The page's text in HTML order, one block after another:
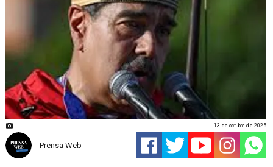
Prensa Web
13 de octubre de 2025